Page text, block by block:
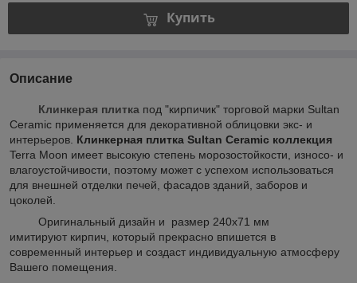
Купить
Описание
Клинкерая плитка под "кирпичик" торговой марки Sultan
Ceramic применяется для декоративной облицовки экс- и
интерьеров. Клинкерная плитка Sultan Ceramic коллекция
Terra Moon имеет высокую степень морозостойкости, износо- и
влагоустойчивости, поэтому может с успехом использоваться
для внешней отделки печей, фасадов зданий, заборов и
цоколей.
Оригинальный дизайн и размер 240x71 мм
имитируют кирпич, который прекрасно впишется в
современный интерьер и создаст индивидуальную атмосферу
Вашего помещения.